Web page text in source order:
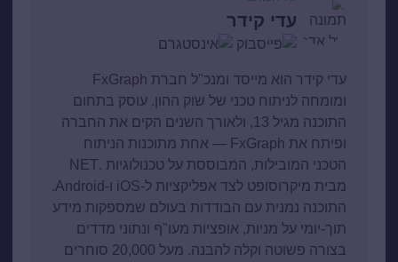
עדי קידר
עדי קידר הוא מייסד ומנכ"ל חברת FxGraph
ומומחה לניתוח טכני של שוק ההון. עוסק בתחום
התוכנה מגיל 13, ולאורך השנים הקים את החברה
ופיתח את FxGraph — אחת מתוכנות הניתוח
הטכני המובילות, המבוססת על טכנולוגיות .NET
מבית מיקרוסופט לצד אפליקציות ל-iOS ו-Android.
התוכנה נמנית עם הבודדות בעולם שמספקות מידע
תוך-יומי על מניות, אופציות מעו"ף ונתוני מדדים
בצורה פשוטה וקלה להבנה. מעל 20,000 סוחרים